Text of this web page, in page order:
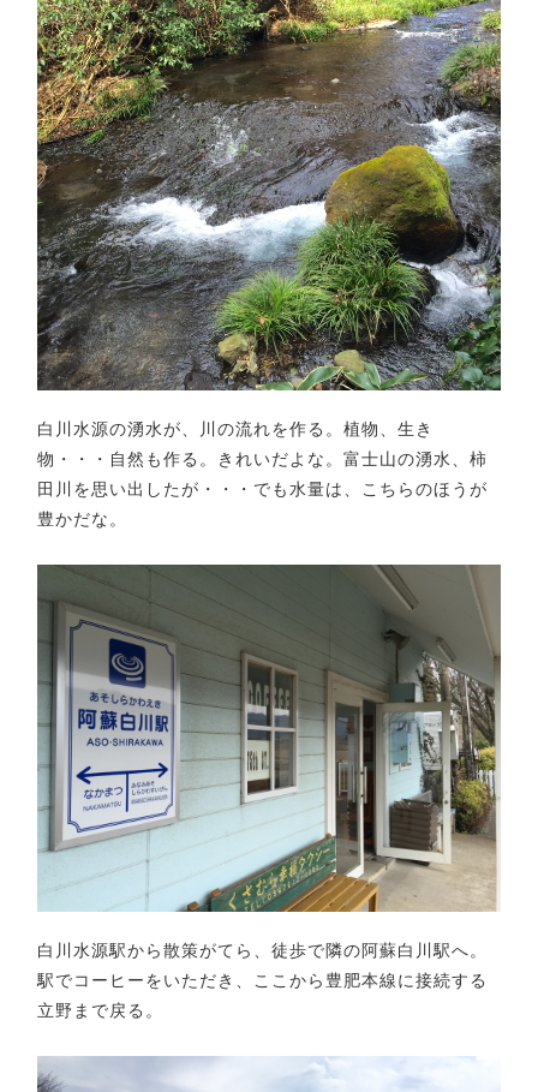
白川水源の湧水が、川の流れを作る。植物、生き
物・・・自然も作る。きれいだよな。富士山の湧水、柿
田川を思い出したが・・・でも水量は、こちらのほうが
豊かだな。
白川水源駅から散策がてら、徒歩で隣の阿蘇白川駅へ。
駅でコーヒーをいただき、ここから豊肥本線に接続する
立野まで戻る。